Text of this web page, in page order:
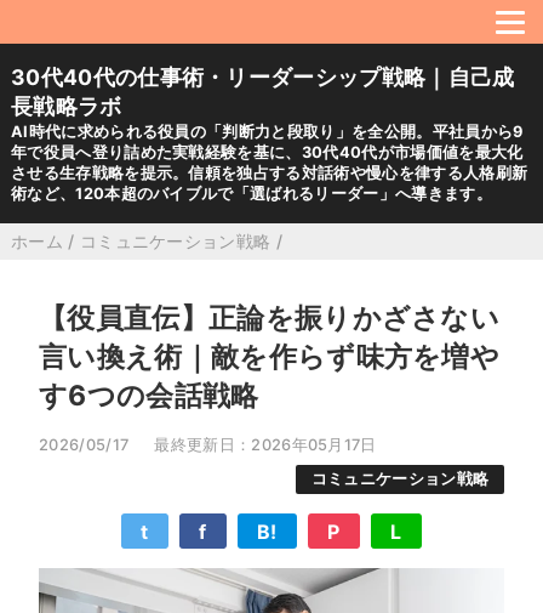
30代40代の仕事術・リーダーシップ戦略｜自己成
長戦略ラボ
AI時代に求められる役員の「判断力と段取り」を全公開。平社員から9
年で役員へ登り詰めた実戦経験を基に、30代40代が市場価値を最大化
させる生存戦略を提示。信頼を独占する対話術や慢心を律する人格刷新
術など、120本超のバイブルで「選ばれるリーダー」へ導きます。
ホーム / コミュニケーション戦略 /
【役員直伝】正論を振りかざさない
言い換え術｜敵を作らず味方を増や
す6つの会話戦略
2026/05/17
最終更新日：2026年05月17日
コミュニケーション戦略
t f B! P L